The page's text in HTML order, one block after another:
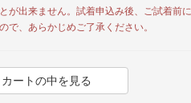
が出来ません。試着申込み後、ご試着前
で、あらかじめご了承ください。